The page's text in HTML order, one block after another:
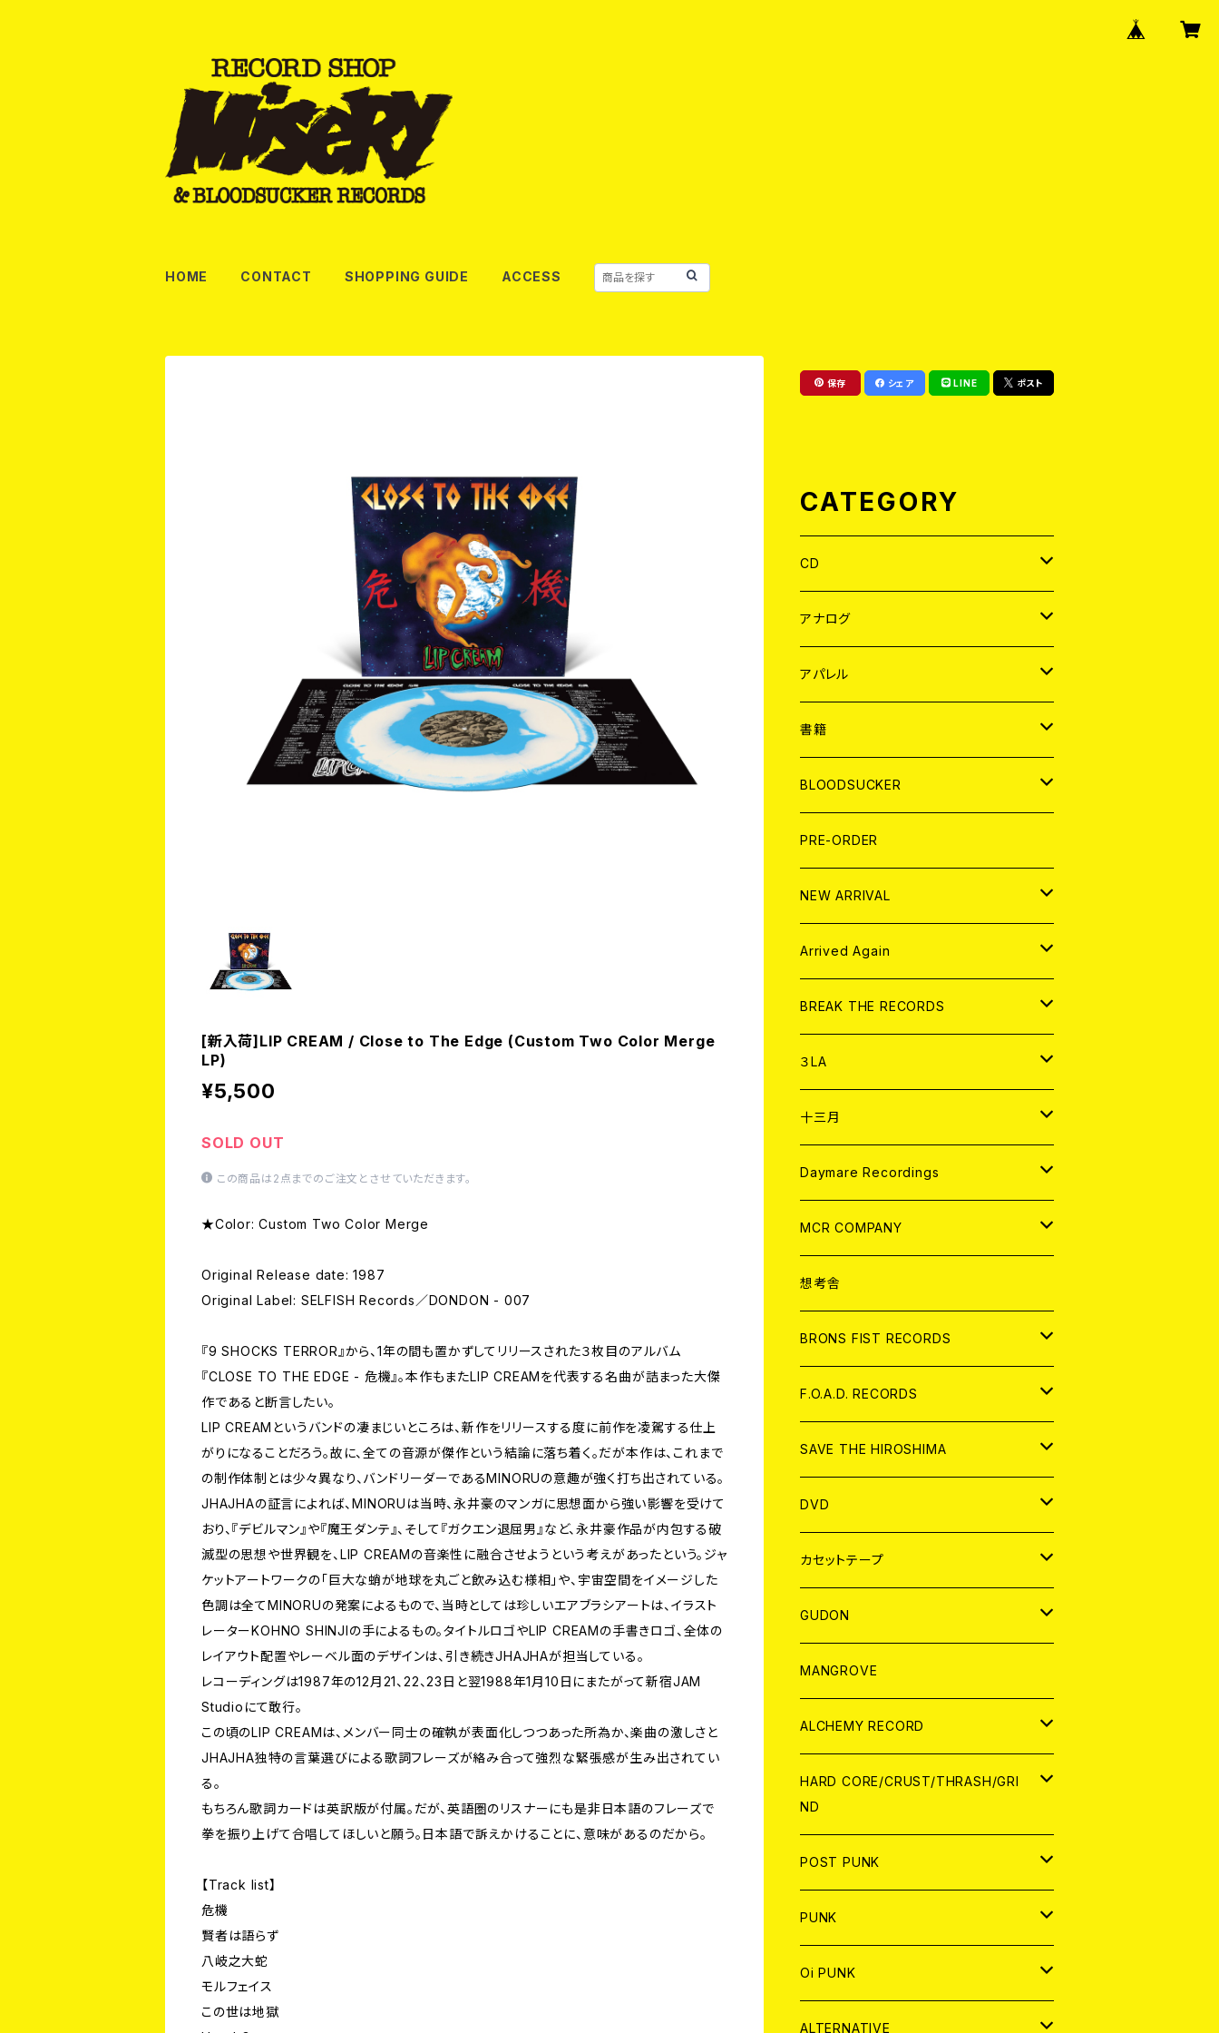
HOME CONTACT SHOPPING GUIDE ACCESS
[新入荷]LIP CREAM / Close to The Edge (Custom Two Color Merge
LP)
¥5,500
SOLD OUT
この商品は2点までのご注文とさせていただきます。
★Color: Custom Two Color Merge
Original Release date: 1987
Original Label: SELFISH Records／DONDON - 007
『9 SHOCKS TERROR』から、1年の間も置かずしてリリースされた３枚目のアルバム
『CLOSE TO THE EDGE - 危機』。本作もまたLIP CREAMを代表する名曲が詰まった大傑
作であると断言したい。
LIP CREAMというバンドの凄まじいところは、新作をリリースする度に前作を凌駕する仕上
がりになることだろう。故に、全ての音源が傑作という結論に落ち着く。だが本作は、これまで
の制作体制とは少々異なり、バンドリーダーであるMINORUの意趣が強く打ち出されている。
JHAJHAの証言によれば、MINORUは当時、永井豪のマンガに思想面から強い影響を受けて
おり、『デビルマン』や『魔王ダンテ』、そして『ガクエン退屈男』など、永井豪作品が内包する破
滅型の思想や世界観を、LIP CREAMの音楽性に融合させようという考えがあったという。ジャ
ケットアートワークの「巨大な蛸が地球を丸ごと飲み込む様相」や、宇宙空間をイメージした
色調は全てMINORUの発案によるもので、当時としては珍しいエアブラシアートは、イラスト
レーターKOHNO SHINJIの手によるもの。タイトルロゴやLIP CREAMの手書きロゴ、全体の
レイアウト配置やレーベル面のデザインは、引き続きJHAJHAが担当している。
レコーディングは1987年の12月21、22、23日と翌1988年1月10日にまたがって新宿JAM
Studioにて敢行。
この頃のLIP CREAMは、メンバー同士の確執が表面化しつつあった所為か、楽曲の激しさと
JHAJHA独特の言葉選びによる歌詞フレーズが絡み合って強烈な緊張感が生み出されてい
る。
もちろん歌詞カードは英訳版が付属。だが、英語圏のリスナーにも是非日本語のフレーズで
拳を振り上げて合唱してほしいと願う。日本語で訴えかけることに、意味があるのだから。
【Track list】
危機
賢者は語らず
八岐之大蛇
モルフェイス
この世は地獄
保存 シェア LINE ポスト
CATEGORY
CD
JAPAN
WORLD
アナログ
JAPAN
７EP
LP
WORLD
7EP
LP
アパレル
JAPAN
T-shirt
HOOD
WORLD
T-shirt
HOOD
書籍
MAGAZINE
BOLLOCKS
EL ZINE
写真集 (PHOTOBOOK)
BLOODSUCKER
CD
アナログ
アパレル
書籍
DIGITAL CONTENTS
PRE-ORDER
NEW ARRIVAL
CD
アナログ
Arrived Again
CD
アナログ
BREAK THE RECORDS
CD
ANALOG
アパレル
３LA
CD
ANALOG
十三月
CD
ANALOG
Daymare Recordings
CD
ANALOG
MCR COMPANY
CD
アパレル
ANALOG
想考舎
BRONS FIST RECORDS
CD
ANALOG
F.O.A.D. RECORDS
CD
ANALOG
SAVE THE HIROSHIMA
アパレル
BADGE
DVD
JAPAN
WORLD
カセットテープ
JAPAN
WORLD
GUDON
アパレル
PATCH
アナログ
DIGITAL CONTENTS
MANGROVE
ALCHEMY RECORD
CD
ANALOG
HARD CORE/CRUST/THRASH/GRI
ND
JAPAN
CD
ANALOG
WORLD
CD
ANALOG
POST PUNK
CD
JAPAN
WORLD
ANALOG
JAPAN
PUNK
JAPAN
CD
WORLD
Oi PUNK
JAPAN
ALTERNATIVE